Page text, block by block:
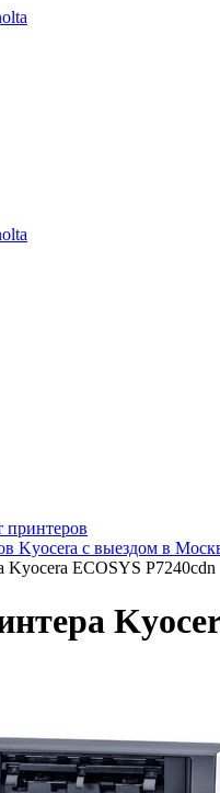
Kyocera с выездом в
Kyocera ECOSYS P7240cdn